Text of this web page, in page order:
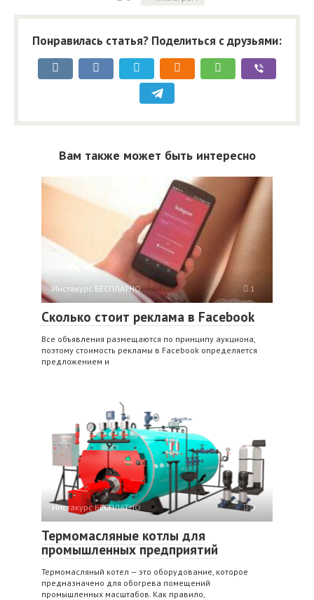
Понравилась статья? Поделиться с друзьями:
Вам также может быть интересно
Инстакурс БЕСПЛАТНО 1
Сколько стоит реклама в Facebook
Все объявления размещаются по принципу аукциона,
поэтому стоимость рекламы в Facebook определяется
предложением и
Инстакурс БЕСПЛАТНО 0
Термомасляные котлы для
промышленных предприятий
Термомасляный котел — это оборудование, которое
предназначено для обогрева помещений
промышленных масштабов. Как правило,